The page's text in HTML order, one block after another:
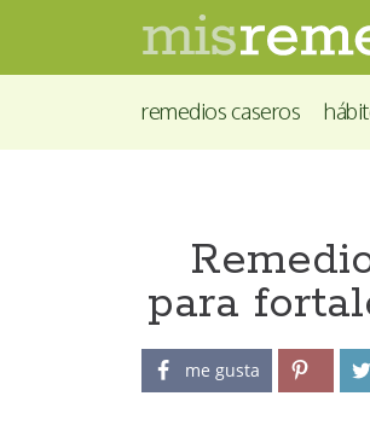
remedios caseros
para
me gusta